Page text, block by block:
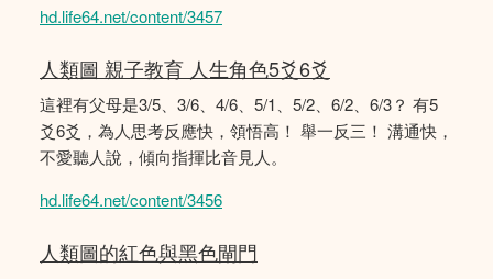
hd.life64.net/content/3457
人類圖 親子教育 人生角色5爻6爻
這裡有父母是3/5、3/6、4/6、5/1、5/2、6/2、6/3？ 有5
爻6爻，為人思考反應快，領悟高！ 舉一反三！ 溝通快，
不愛聽人說，傾向指揮比音見人。
hd.life64.net/content/3456
人類圖的紅色與黑色閘門